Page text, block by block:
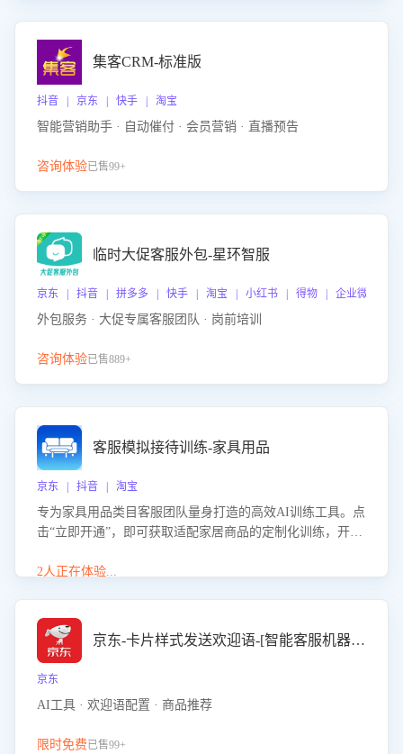
集客CRM-标准版
抖音 | 京东 | 快手 | 淘宝
智能营销助手 · 自动催付 · 会员营销 · 直播预告
咨询体验已售99+
临时大促客服外包-星环智服
京东 | 抖音 | 拼多多 | 快手 | 淘宝 | 小红书 | 得物 | 企业微信
外包服务 · 大促专属客服团队 · 岗前培训
咨询体验已售889+
客服模拟接待训练-家具用品
京东 | 抖音 | 淘宝
专为家具用品类目客服团队量身打造的高效AI训练工具。点
击“立即开通”，即可获取适配家居商品的定制化训练，开启
能、尺寸参数咨询等高频场景下的专业应对能力。
2人正在体验...
京东-卡片样式发送欢迎语-[智能客服机器人]
京东
AI工具 · 欢迎语配置 · 商品推荐
限时免费已售99+